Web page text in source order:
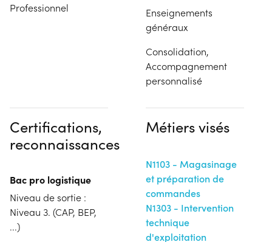
Professionnel
Enseignements
généraux
Consolidation,
Accompagnement
personnalisé
Certifications,
reconnaissances
Bac pro logistique
Niveau de sortie :
Niveau 3. (CAP, BEP,
...)
Métiers visés
N1103 - Magasinage
et préparation de
commandes
N1303 - Intervention
technique
d'exploitation